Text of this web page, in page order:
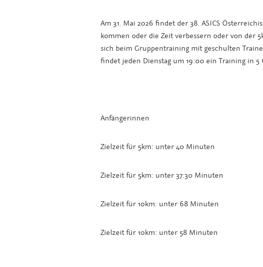
Am 31. Mai 2026 findet der 38. ASICS
kommen oder die Zeit verbessern oder von der
sich beim Gruppentraining mit geschulten
findet jeden Dienstag um 19:00 ein Training in 5
Anfängerinnen
Zielzeit für 5km: unter 40 Minuten
Zielzeit für 5km: unter 37:30 Minuten
Zielzeit für 10km: unter 68 Minuten
Zielzeit für 10km: unter 58 Minuten